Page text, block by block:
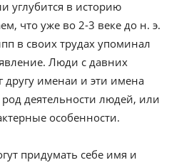
углубится в историю
что уже во 2-3 веке до н. э.
в своих трудах упоминал
Люди с давних
другу именаи и эти имена
деятельности людей, или
особенности.
придумать себе имя и